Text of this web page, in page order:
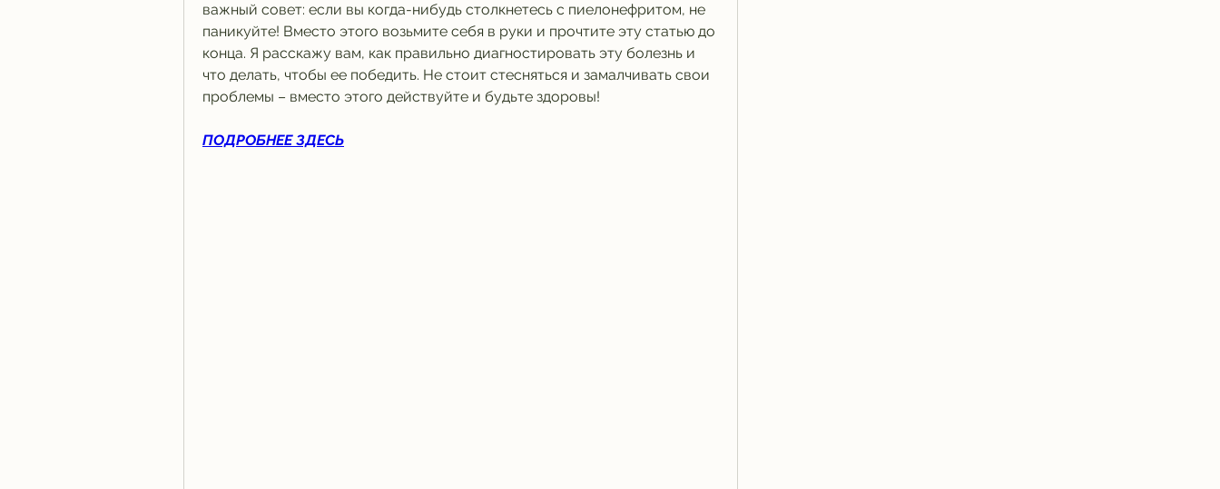
важный совет: если вы когда-нибудь столкнетесь с пиелонефритом, не
паникуйте! Вместо этого возьмите себя в руки и прочтите эту статью до
конца. Я расскажу вам, как правильно диагностировать эту болезнь и
что делать, чтобы ее победить. Не стоит стесняться и замалчивать свои
проблемы – вместо этого действуйте и будьте здоровы!
ПОДРОБНЕЕ ЗДЕСЬ